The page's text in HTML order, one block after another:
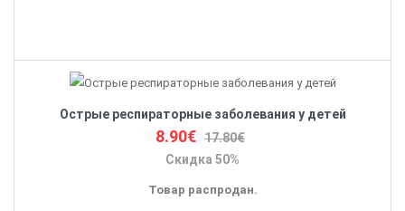
Острые респираторные заболевания у детей
8.90€ 17.80€
Скидка 50%
Товар распродан.